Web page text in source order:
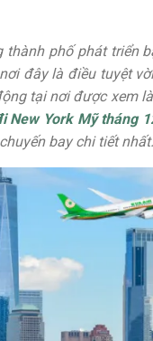
thành phố phát triển
đây là điều tuyệt
tại nơi được xem
New York Mỹ tháng
bay chi tiết nhất.